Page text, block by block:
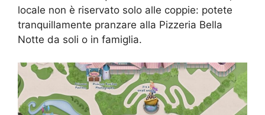
locale non è riservato solo alle coppie: potete
tranquillamente pranzare alla Pizzeria Bella
Notte da soli o in famiglia.